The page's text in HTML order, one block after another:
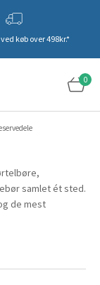
køb over 498kr.*
0
samlet ét sted.
de mest